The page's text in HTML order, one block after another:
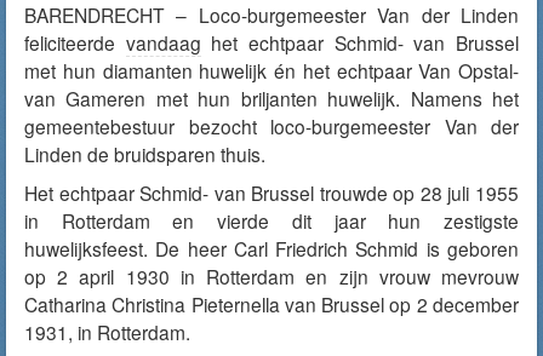
BARENDRECHT – Loco-burgemeester Van der Linden
feliciteerde vandaag het echtpaar Schmid- van Brussel
met hun diamanten huwelijk én het echtpaar Van Opstal-
van Gameren met hun briljanten huwelijk. Namens het
gemeentebestuur bezocht loco-burgemeester Van der
Linden de bruidsparen thuis.
Het echtpaar Schmid- van Brussel trouwde op 28 juli 1955
in Rotterdam en vierde dit jaar hun zestigste
huwelijksfeest. De heer Carl Friedrich Schmid is geboren
op 2 april 1930 in Rotterdam en zijn vrouw mevrouw
Catharina Christina Pieternella van Brussel op 2 december
1931, in Rotterdam.